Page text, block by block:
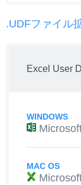
.UDFファイル
Excel User
WINDOWS
MAC OS